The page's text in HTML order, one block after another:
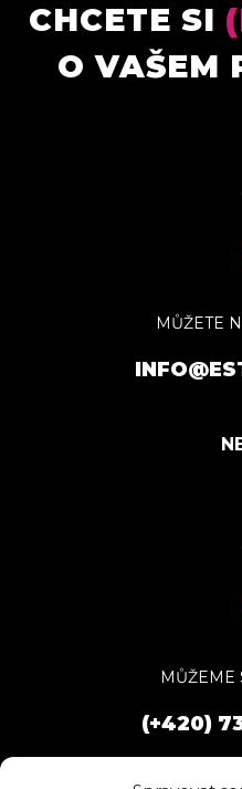
CHCETE SI
O VAŠEM
MŮŽETE
MŮŽEME
(+420)